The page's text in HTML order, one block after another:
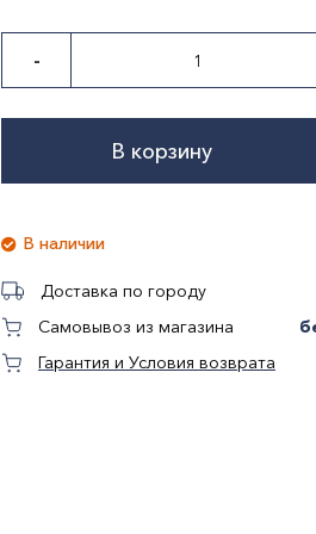
-
В корзину
В наличии
Доставка по городу
Самовывоз из магазина
Гарантия и Условия возврата